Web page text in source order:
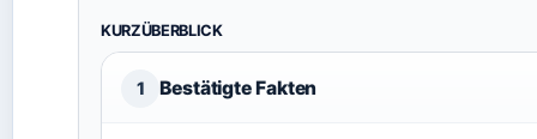
KURZÜBERBLICK
1 Bestätigte Fakten